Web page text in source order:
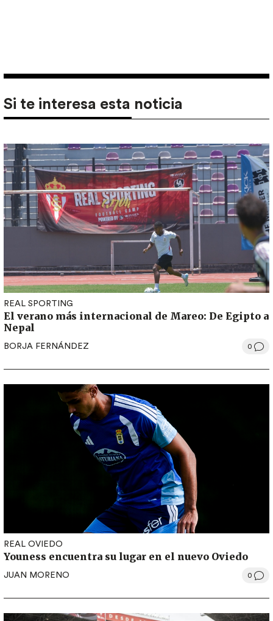
Si te interesa esta noticia
REAL SPORTING
El verano más internacional de Mareo: De Egipto a
Nepal
BORJA FERNÁNDEZ 0
REAL OVIEDO
Youness encuentra su lugar en el nuevo Oviedo
JUAN MORENO 0